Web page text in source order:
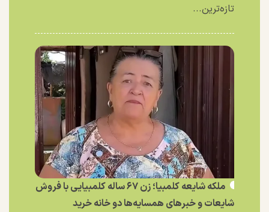
تازه‌ترین...
ملکه شایعه کلمبیا؛ زن ۶۷ ساله کلمبیایی با فروش
شایعات و خبر‌های همسایه‌ها دو خانه خرید